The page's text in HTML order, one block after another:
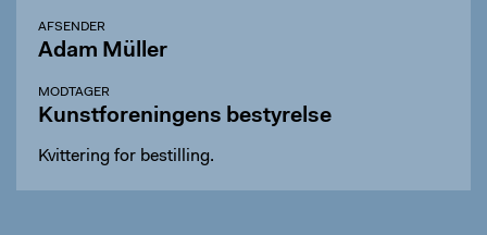
AFSENDER
Adam Müller
MODTAGER
Kunstforeningens bestyrelse
Kvittering for bestilling.